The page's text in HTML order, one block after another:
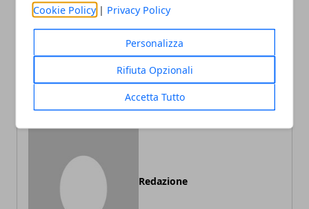
Cookie Policy | Privacy Policy
Personalizza
Rifiuta Opzionali
Accetta Tutto
Articolo Precedente
Mortal Kombat: tutto ciò
nuovo reboot
Ghost of Tsushima:
curiosità, dichiarazioni e
tutte le info sul film
Redazione